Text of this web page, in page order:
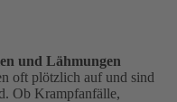
und Lähmungen
oft plötzlich auf und sind
Ob Krampfanfälle,